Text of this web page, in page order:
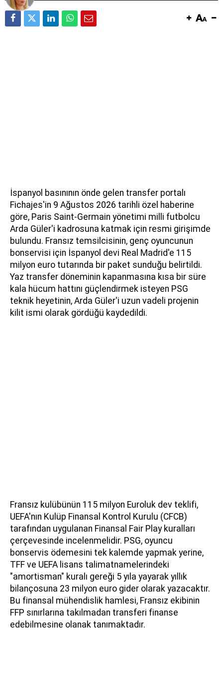
İspanyol basınının önde gelen transfer portalı
Fichajes'in 9 Ağustos 2026 tarihli özel haberine
göre, Paris Saint-Germain yönetimi milli futbolcu
Arda Güler'i kadrosuna katmak için resmi girişimde
bulundu. Fransız temsilcisinin, genç oyuncunun
bonservisi için İspanyol devi Real Madrid'e 115
milyon euro tutarında bir paket sunduğu belirtildi.
Yaz transfer döneminin kapanmasına kısa bir süre
kala hücum hattını güçlendirmek isteyen PSG
teknik heyetinin, Arda Güler'i uzun vadeli projenin
kilit ismi olarak gördüğü kaydedildi.
Fransız kulübünün 115 milyon Euroluk dev teklifi,
UEFA'nın Kulüp Finansal Kontrol Kurulu (CFCB)
tarafından uygulanan Finansal Fair Play kuralları
çerçevesinde incelenmelidir. PSG, oyuncu
bonservis ödemesini tek kalemde yapmak yerine,
TFF ve UEFA lisans talimatnamelerindeki
"amortisman" kuralı gereği 5 yıla yayarak yıllık
bilançosuna 23 milyon euro gider olarak yazacaktır.
Bu finansal mühendislik hamlesi, Fransız ekibinin
FFP sınırlarına takılmadan transferi finanse
edebilmesine olanak tanımaktadır.